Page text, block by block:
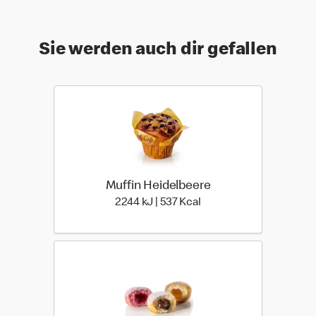
Sie werden auch dir gefallen
Muffin Heidelbeere
2244 kJ | 537 Kcal